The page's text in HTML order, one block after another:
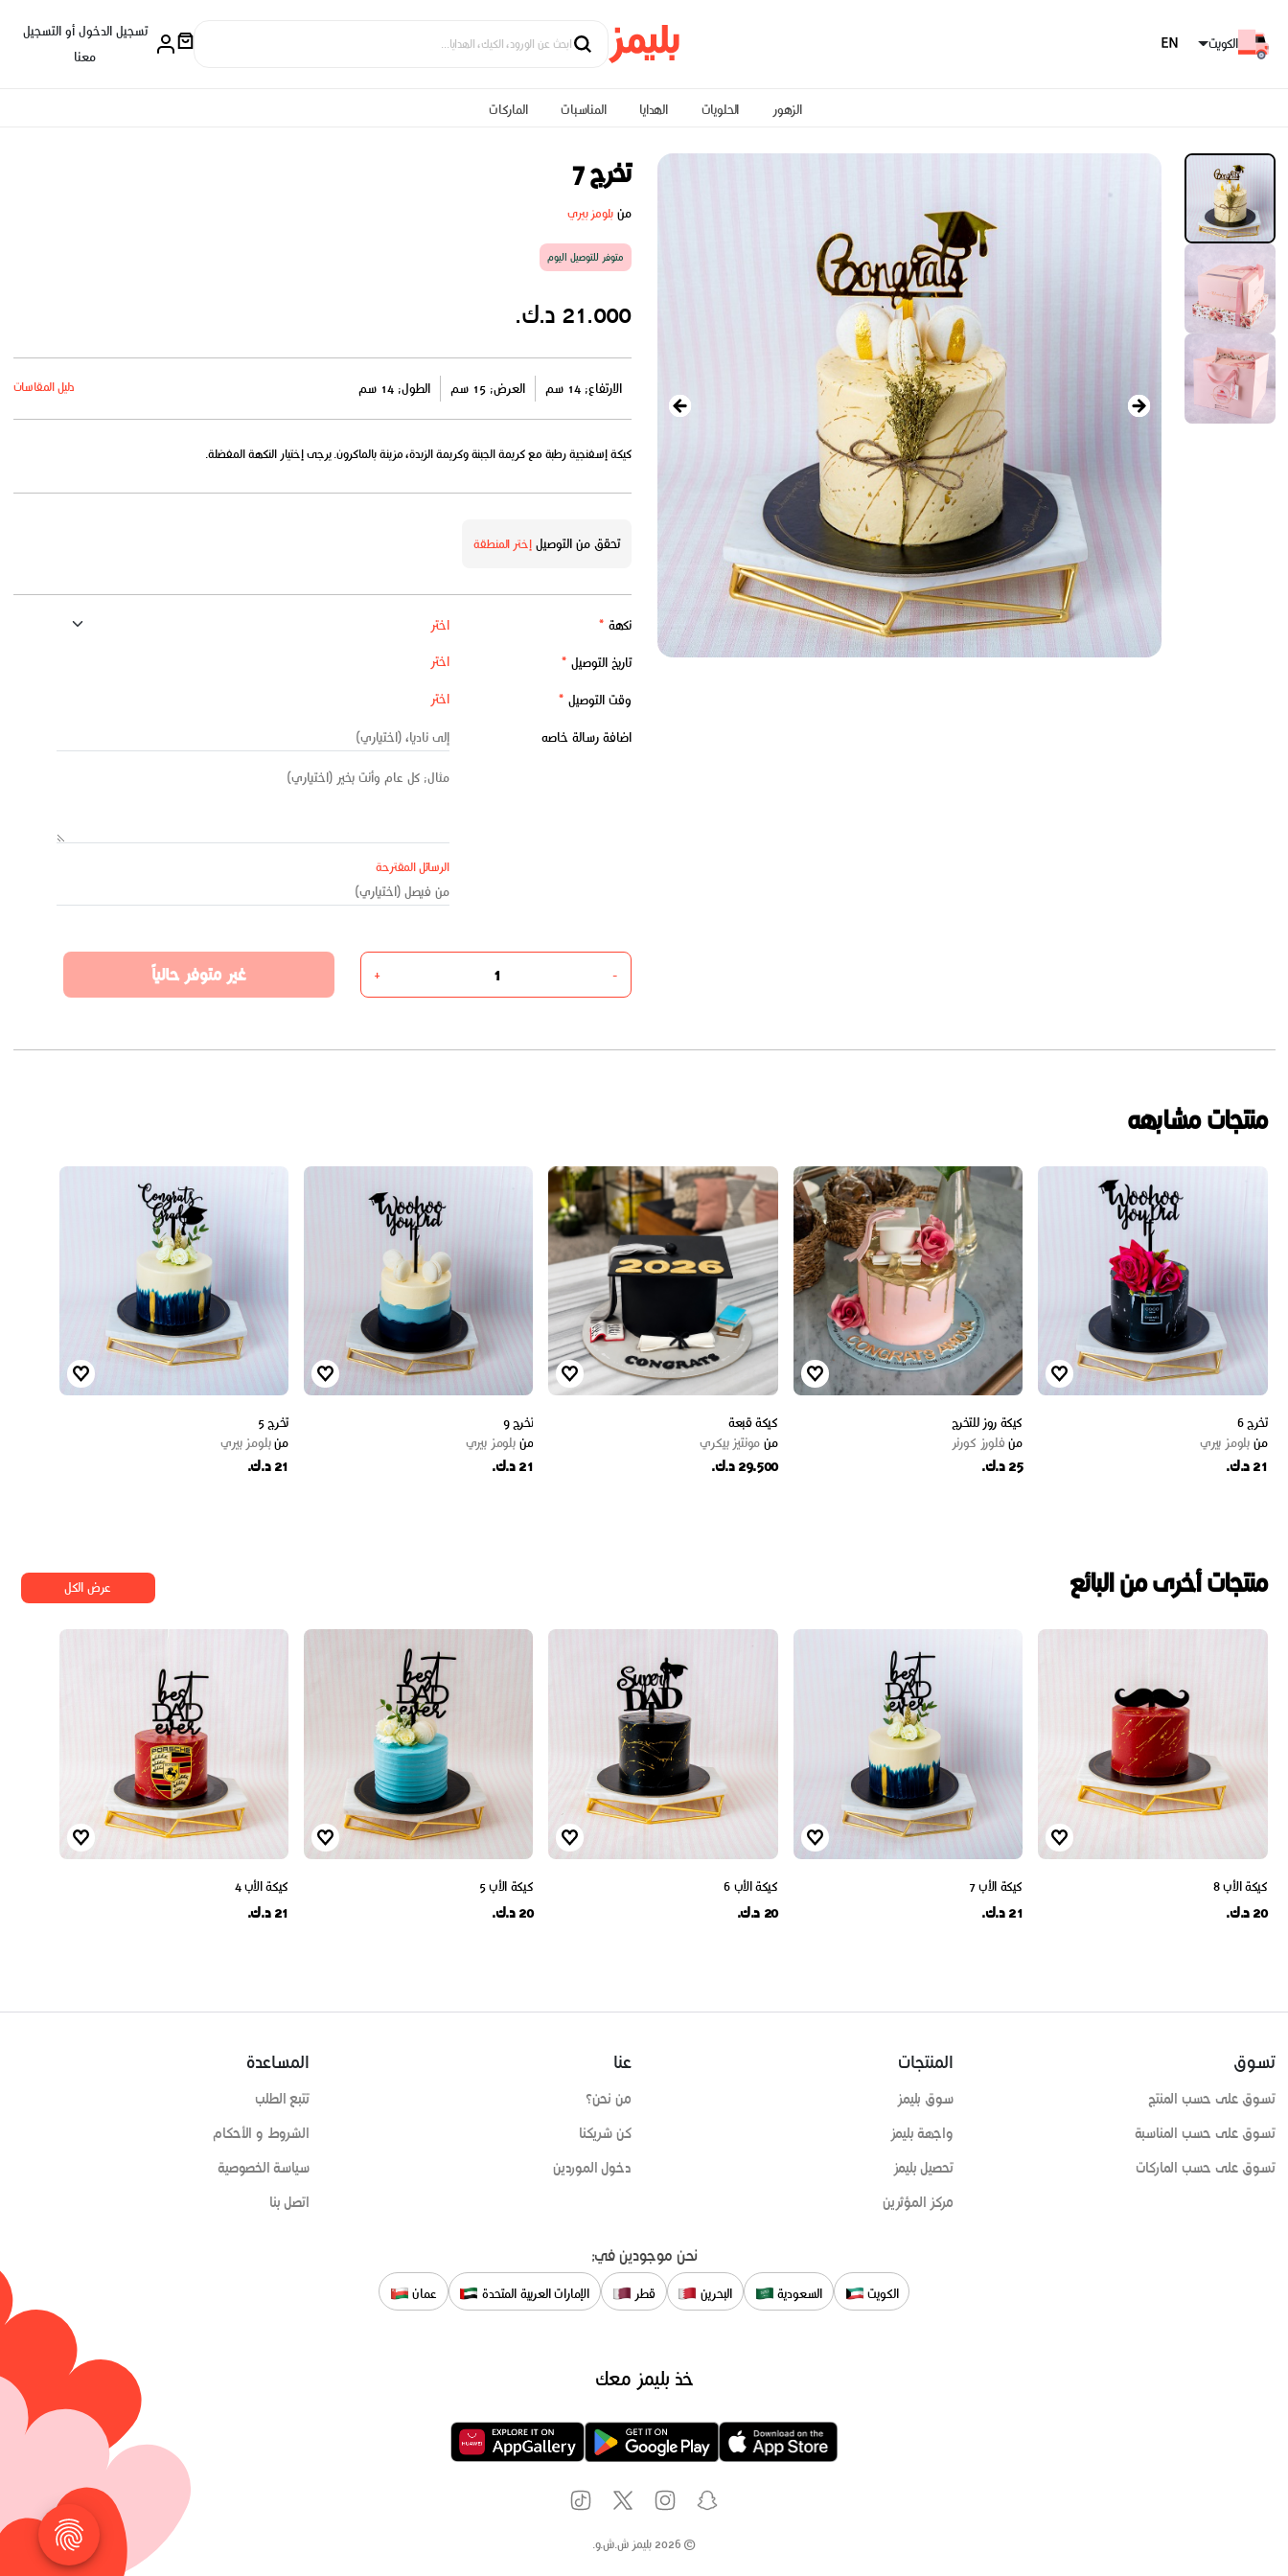
الكويت
تسجيل الدخول أو التسجيل
معنا
الزهور الحلويات الهدايا المناسبات الماركات
تخرج 7
منبلومز بيري
متوفر للتوصيل اليوم
21.000 د.ك.
الارتفاع: 14 سم العرض: 15 سم الطول: 14 سم دليل المقاسات
كيكة إسفنجية رطبة مع كريمة الجبنة وكريمة الزبدة، مزينة بالماكرون. يرجى إختيار النكهة المفضلة.
تحقق من التوصيلإختر المنطقة
نكهة *
تاريخ التوصيل *
وقت التوصيل *
اضافة رسالة خاصه
الرسائل المقترحة
-
+ غير متوفر حالياً
منتجات مشابهه
تخرج 6
من بلومز بيري
21 د.ك.
كيكة روز للتخرج
منفلورز كورنر
25 د.ك.
كيكة قبعة
منمونتيز بيكري
29.500 د.ك.
تخرج 9
من بلومز بيري
21 د.ك.
تخرج 5
منبلومز بيري
21 د.ك.
منتجات أخرى من البائع عرض الكل
كيكة الأب 8
20 د.ك.
كيكة الأب 7
21 د.ك.
كيكة الأب 6
20 د.ك.
كيكة الأب 5
20 د.ك.
كيكة الأب 4
21 د.ك.
تسوق
تسوق على حسب المنتج
تسوق على حسب المناسبة
تسوق على حسب الماركات
المنتجات
سوق بليمز
واجهة بليمز
تحصيل بليمز
مركز المؤثرين
عنا
من نحن؟
كن شريكنا
دخول الموردين
المساعدة
تتبع الطلب
الشروط و الأحكام
سياسة الخصوصية
اتصل بنا
نحن موجودين في:
الكويت السعودية البحرين قطر الإمارات العربية المتحدة عمان
خذ بليمز معك
©
2026 بليمز ش.ش.و.